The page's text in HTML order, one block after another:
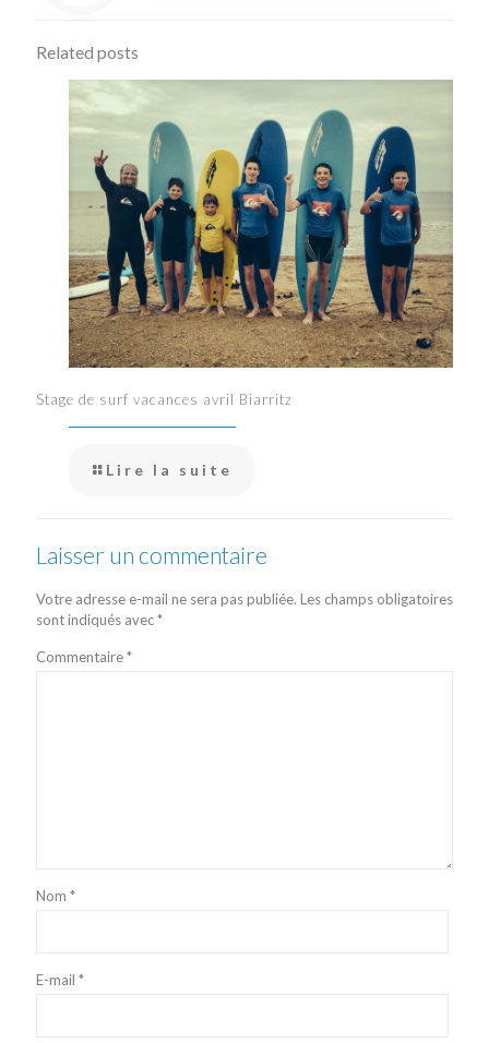
Related posts
Stage de surf vacances avril Biarritz
Lire la suite
Laisser un commentaire
Votre adresse e-mail ne sera pas publiée. Les champs obligatoires
sont indiqués avec*
Commentaire*
Nom *
E-mail *